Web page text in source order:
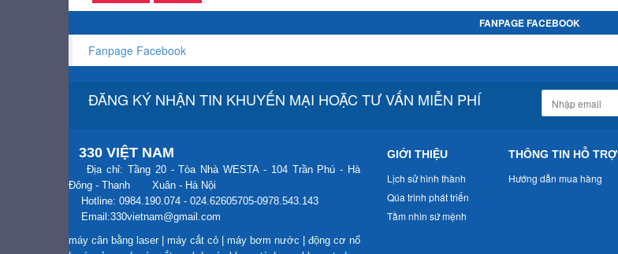
FANPAGE FACEBOOK
Fanpage Facebook
ĐĂNG KÝ NHẬN TIN KHUYẾN MẠI HOẶC TƯ VẤN MIỄN PHÍ
330 VIỆT NAM
Địa chỉ: Tầng 20 - Tòa Nhà WESTA - 104 Trần Phú - Hà
Đông - Thanh Xuân - Hà Nội
Hotline: 0984.190.074 - 024.62605705-0978.543.143
Email:330vietnam@gmail.com
máy cân bằng laser
máy cắt cỏ máy bơm nước
động cơ nổ
GIỚI THIỆU
Lịch sử hình thành
Qúa trình phát triển
Tầm nhìn sứ mệnh
THÔNG TIN HỖ TRỢ
Hướng dẫn mua hàng